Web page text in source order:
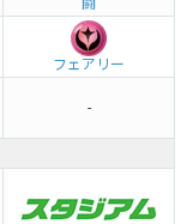
闘
フェアリー
-